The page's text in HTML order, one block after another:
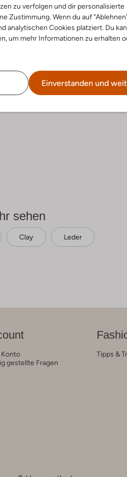
zu verfolgen und dir personalisierte
Zustimmung. Wenn du auf
analytischen Cookies platziert. Du
um mehr Informationen zu erhalten
Einverstanden und
sehen
Clay Leder
Konto
gestellte Fragen
Tipps &